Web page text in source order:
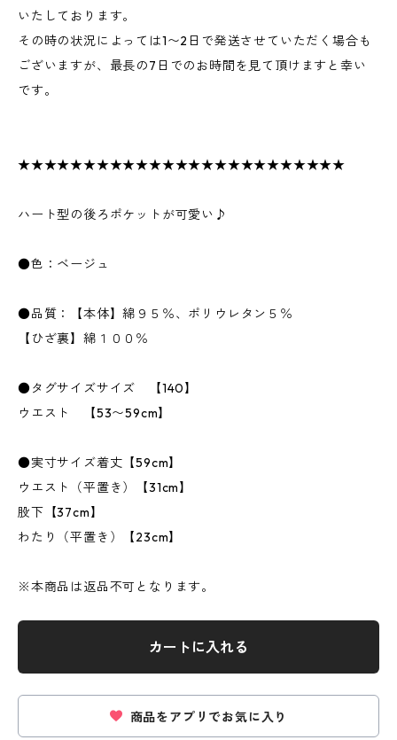
いたしております。
その時の状況によっては1〜2日で発送させていただく場合も
ございますが、最長の7日でのお時間を見て頂けますと幸い
です。
★★★★★★★★★★★★★★★★★★★★★★★★★
ハート型の後ろポケットが可愛い♪
●色：ベージュ
●品質：【本体】綿９５％、ポリウレタン５％
【ひざ裏】綿１００％
●タグサイズサイズ 【140】
ウエスト 【53〜59cm】
●実寸サイズ着丈【59cm】
ウエスト（平置き）【31cm】
股下【37cm】
わたり（平置き）【23cm】
※本商品は返品不可となります。
カートに入れる
商品をアプリでお気に入り